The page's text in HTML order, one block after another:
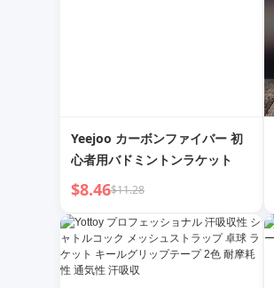
Yeejoo カーボンファイバー 初
心者用バドミントンラケット
$8.46$11.28